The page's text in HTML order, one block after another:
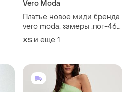
Vero Moda
Платье новое миди бренда
vero moda. замеры :пог-46
см,пот-33 см, длина
изделия -90см.
ХS и еще 1